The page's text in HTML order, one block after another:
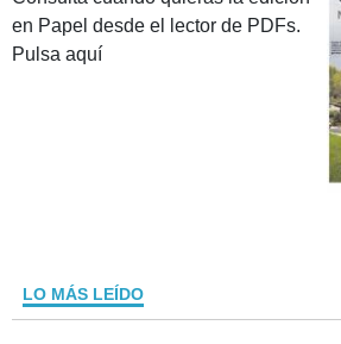
en Papel desde el lector de PDFs.
Pulsa aquí
LO MÁS LEÍDO